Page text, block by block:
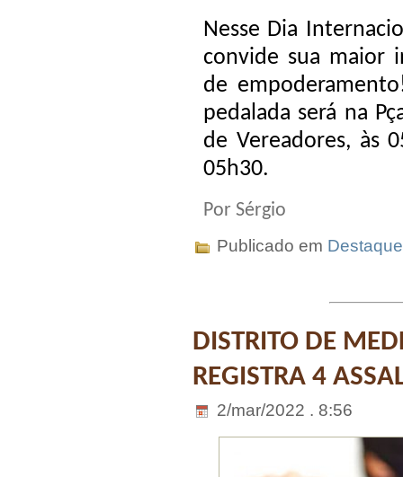
Nesse Dia
convide sua maior
de
pedalada será na
de Vereadores, às
05h30.
Por Sérgio
Publicado em
DISTRITO DE
REGISTRA 4
2/mar/2022 . 8:56